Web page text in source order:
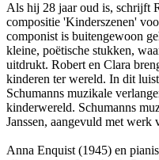
Als hij 28 jaar oud is, schrijft
compositie 'Kinderszenen'
componist is buitengewoon
kleine, poëtische stukken,
uitdrukt. Robert en Clara
kinderen ter wereld. In dit
Schumanns muzikale
kinderwereld. Schumanns
Janssen, aangevuld met werk
Anna Enquist (1945) en